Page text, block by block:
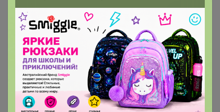
Чтобы написать комментарий необходимо
авторизоваться на сайте!
Это займет меньше минуты